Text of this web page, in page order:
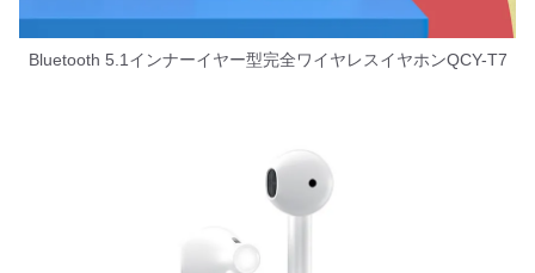
Bluetooth 5.1インナーイヤー型完全ワイヤレスイヤホンQCY-T7